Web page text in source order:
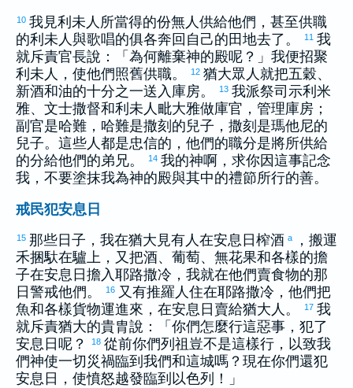
10 我見利未 人所當得的份無人供給他們，甚至供職
的利未 人與歌唱的俱各奔回自己的田地去了。 11 我
就斥責官長說：「為何離棄神的殿呢？」我便招聚
利未 人，使他們照舊供職。 12 猶大眾人就把五穀、
新酒和油的十分之一送入庫房。
13 我派祭司 示利米
雅、文士撒督和利未 人 毗大雅做庫官，管理庫房；
副官是哈難 ， 哈難是撒刻 的兒子， 撒刻 是瑪他尼的
兒子。這些人都是忠信的，他們的職分是將所供給
的分給他們的弟兄。
14 我的神啊，求你因這事記念
我，不要塗抹我為神的殿與其中的禮節所行的善。
戒民犯安息日
15 那些日子，我在猶大 見有人在安息日榨酒 a
，搬運
禾捆馱在驢上，又把酒、葡萄、無花果和各樣的擔
子在安息日擔入耶路撒冷 ，我就在他們賣食物的那
日警戒他們。
16 又有推羅 人住在耶路撒冷 ，他們把
魚和各樣貨物運進來，在安息日賣給猶大 人。 17 我
就斥責猶大的貴胄說：「你們怎麼行這惡事，犯了
安息日呢？
18 從前你們列祖豈不是這樣行，以致我
們神使一切災禍臨到我們和這城嗎？現在你們還犯
安息日，使憤怒越發臨到 以色列 ！」